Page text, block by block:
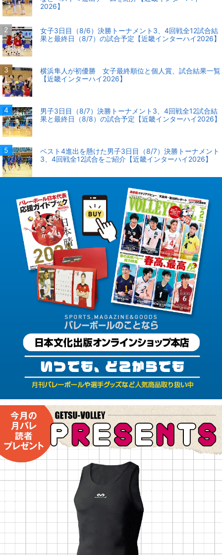
2026】
女子3日目（8/6）決勝トーナメント3、4回戦全12試合結
果と最終日（8/7）の試合予定【近畿インターハイ2026】
横浜隼人が初優勝 女子最終順位と個人賞、試合結果一覧
【近畿インターハイ2026】
男子3日目（8/7）決勝トーナメント3、4回戦全12試合結
果と最終日（8/8）の試合予定【近畿インターハイ2026】
ベスト4進出を懸けた男子3日目（8/7）決勝トーナメント
3、4回戦全12試合をご紹介【近畿インターハイ2026】